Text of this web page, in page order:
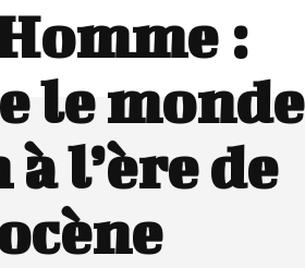
:
le monde
l’ère de